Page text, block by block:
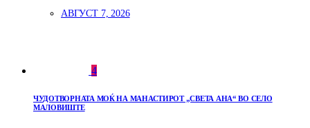
АВГУСТ 7, 2026
4
ЧУДОТВОРНАТА МОЌ НА МАНАСТИРОТ „СВЕТА АНА“ ВО СЕЛО
МАЛОВИШТЕ